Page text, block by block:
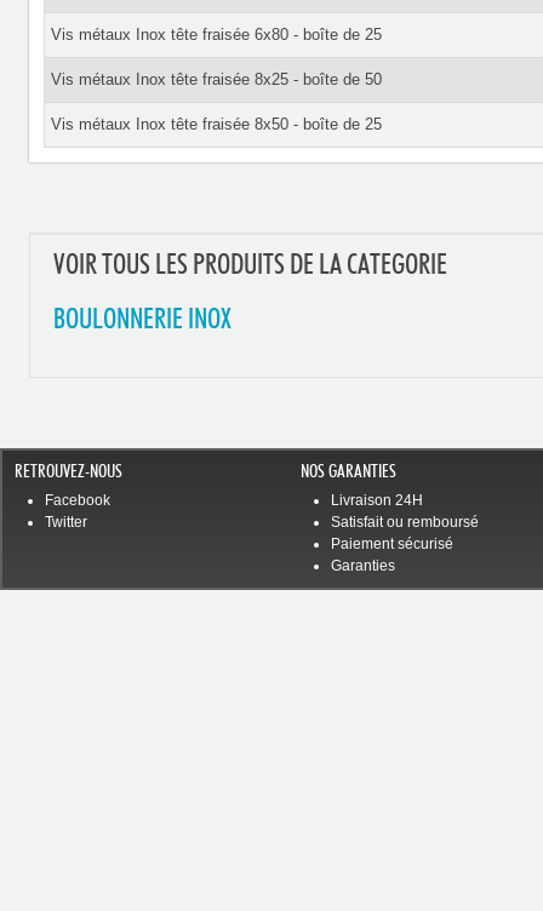
Vis métaux Inox tête fraisée 6x80 - boîte de 25
Vis métaux Inox tête fraisée 8x25 - boîte de 50
Vis métaux Inox tête fraisée 8x50 - boîte de 25
VOIR TOUS LES PRODUITS DE LA CATEGORIE
BOULONNERIE INOX
RETROUVEZ-NOUS
Facebook
Twitter
NOS GARANTIES
Livraison 24H
Satisfait ou remboursé
Paiement sécurisé
Garanties